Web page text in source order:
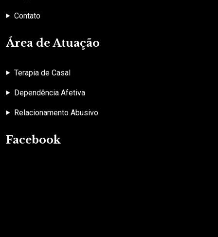
Contato
Área de Atuação
Terapia de Casal
Dependência Afetiva
Relacionamento Abusivo
Facebook